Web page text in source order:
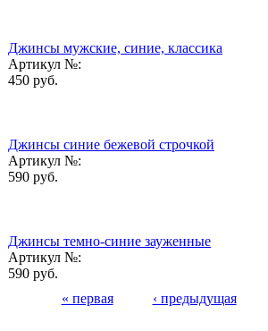
Джинсы мужские, синие, классика
Артикул №:
450 руб.
Джинсы синие бежевой строчкой
Артикул №:
590 руб.
Джинсы темно-синие зауженные
Артикул №:
590 руб.
« первая
‹ предыдущая